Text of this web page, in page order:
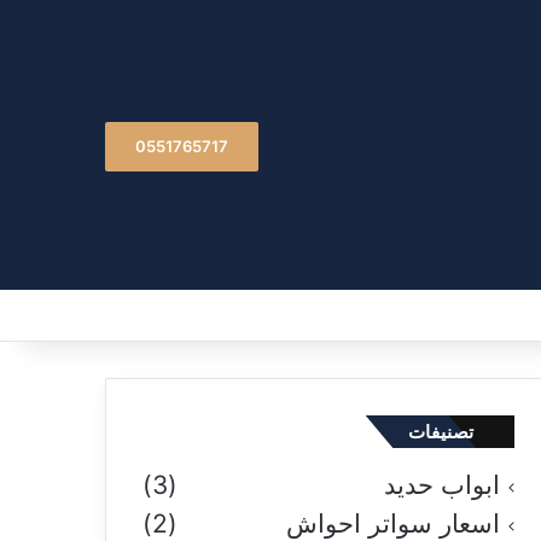
0551765717
تصنيفات
ابواب حديد
(3)
اسعار سواتر احواش
(2)